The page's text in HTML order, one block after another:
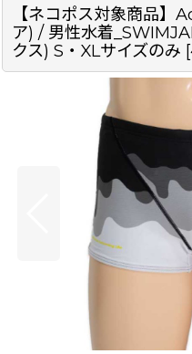
【ネコポス対象商品
ア) / 男性水着
クス) S・XLサイズのみ [